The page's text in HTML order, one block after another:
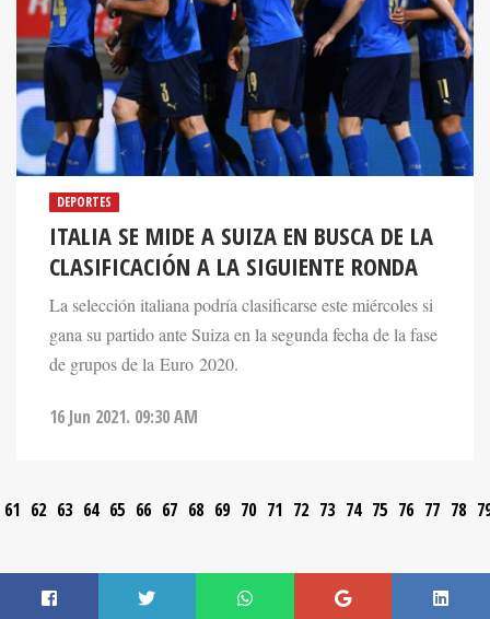
DEPORTES
ITALIA SE MIDE A SUIZA EN BUSCA DE LA
CLASIFICACIÓN A LA SIGUIENTE RONDA
La selección italiana podría clasificarse este miércoles si
gana su partido ante Suiza en la segunda fecha de la fase
de grupos de la Euro 2020.
16 Jun 2021. 09:30 AM
61 62 63 64 65 66 67 68 69 70 71 72 73 74 75 76 77 78